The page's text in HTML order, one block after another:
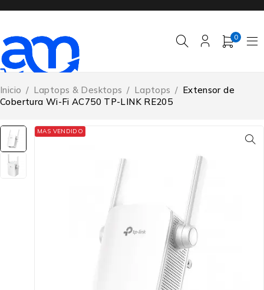
0
Inicio / Laptops & Desktops / Laptops / Extensor de
Cobertura Wi-Fi AC750 TP-LINK RE205
MAS VENDIDO